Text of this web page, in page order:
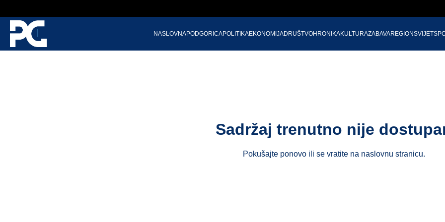
NASLOVNAPODGORICAPOLITIKAEKONOMIJADRUŠTVOHRONIKAKULTURAZABAVAREGIONSVIJET
Sadržaj trenutno nije
Pokušajte ponovo ili se vratite na naslovnu stranicu.